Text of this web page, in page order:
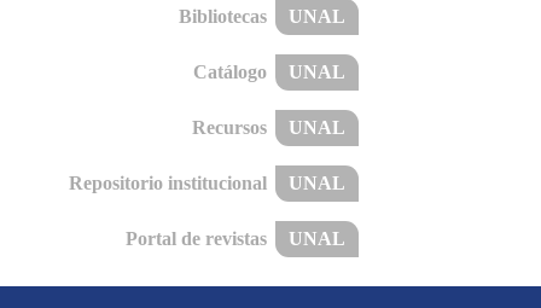
Bibliotecas UNAL
Catálogo UNAL
Recursos UNAL
Repositorio institucional UNAL
Portal de revistas UNAL